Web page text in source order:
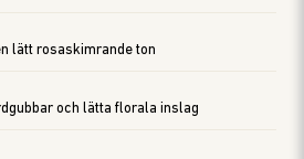
lätt rosaskimrande ton
och lätta florala inslag